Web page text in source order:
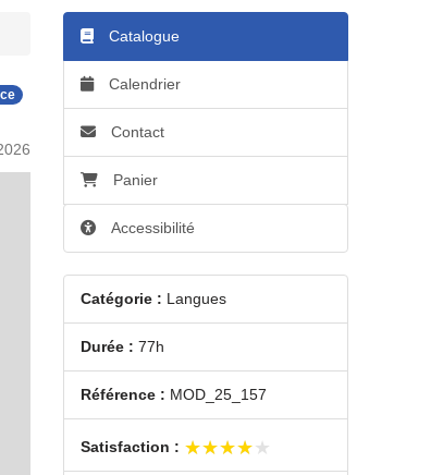
Catalogue
Calendrier
Contact
Panier
Accessibilité
Catégorie : Langues
Durée : 77h
Référence : MOD_25_157
Satisfaction : ★★★★★
★★★★★